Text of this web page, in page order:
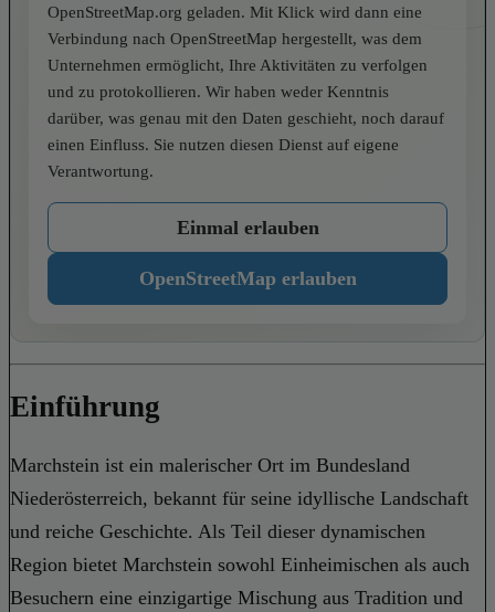
OpenStreetMap.org geladen. Mit Klick wird dann eine
Verbindung nach OpenStreetMap hergestellt, was dem
Unternehmen ermöglicht, Ihre Aktivitäten zu verfolgen
und zu protokollieren. Wir haben weder Kenntnis
darüber, was genau mit den Daten geschieht, noch darauf
einen Einfluss. Sie nutzen diesen Dienst auf eigene
Verantwortung.
Einmal erlauben
OpenStreetMap erlauben
Einführung
Marchstein ist ein malerischer Ort im Bundesland
Niederösterreich, bekannt für seine idyllische Landschaft
und reiche Geschichte. Als Teil dieser dynamischen
Region bietet Marchstein sowohl Einheimischen als auch
Besuchern eine einzigartige Mischung aus Tradition und